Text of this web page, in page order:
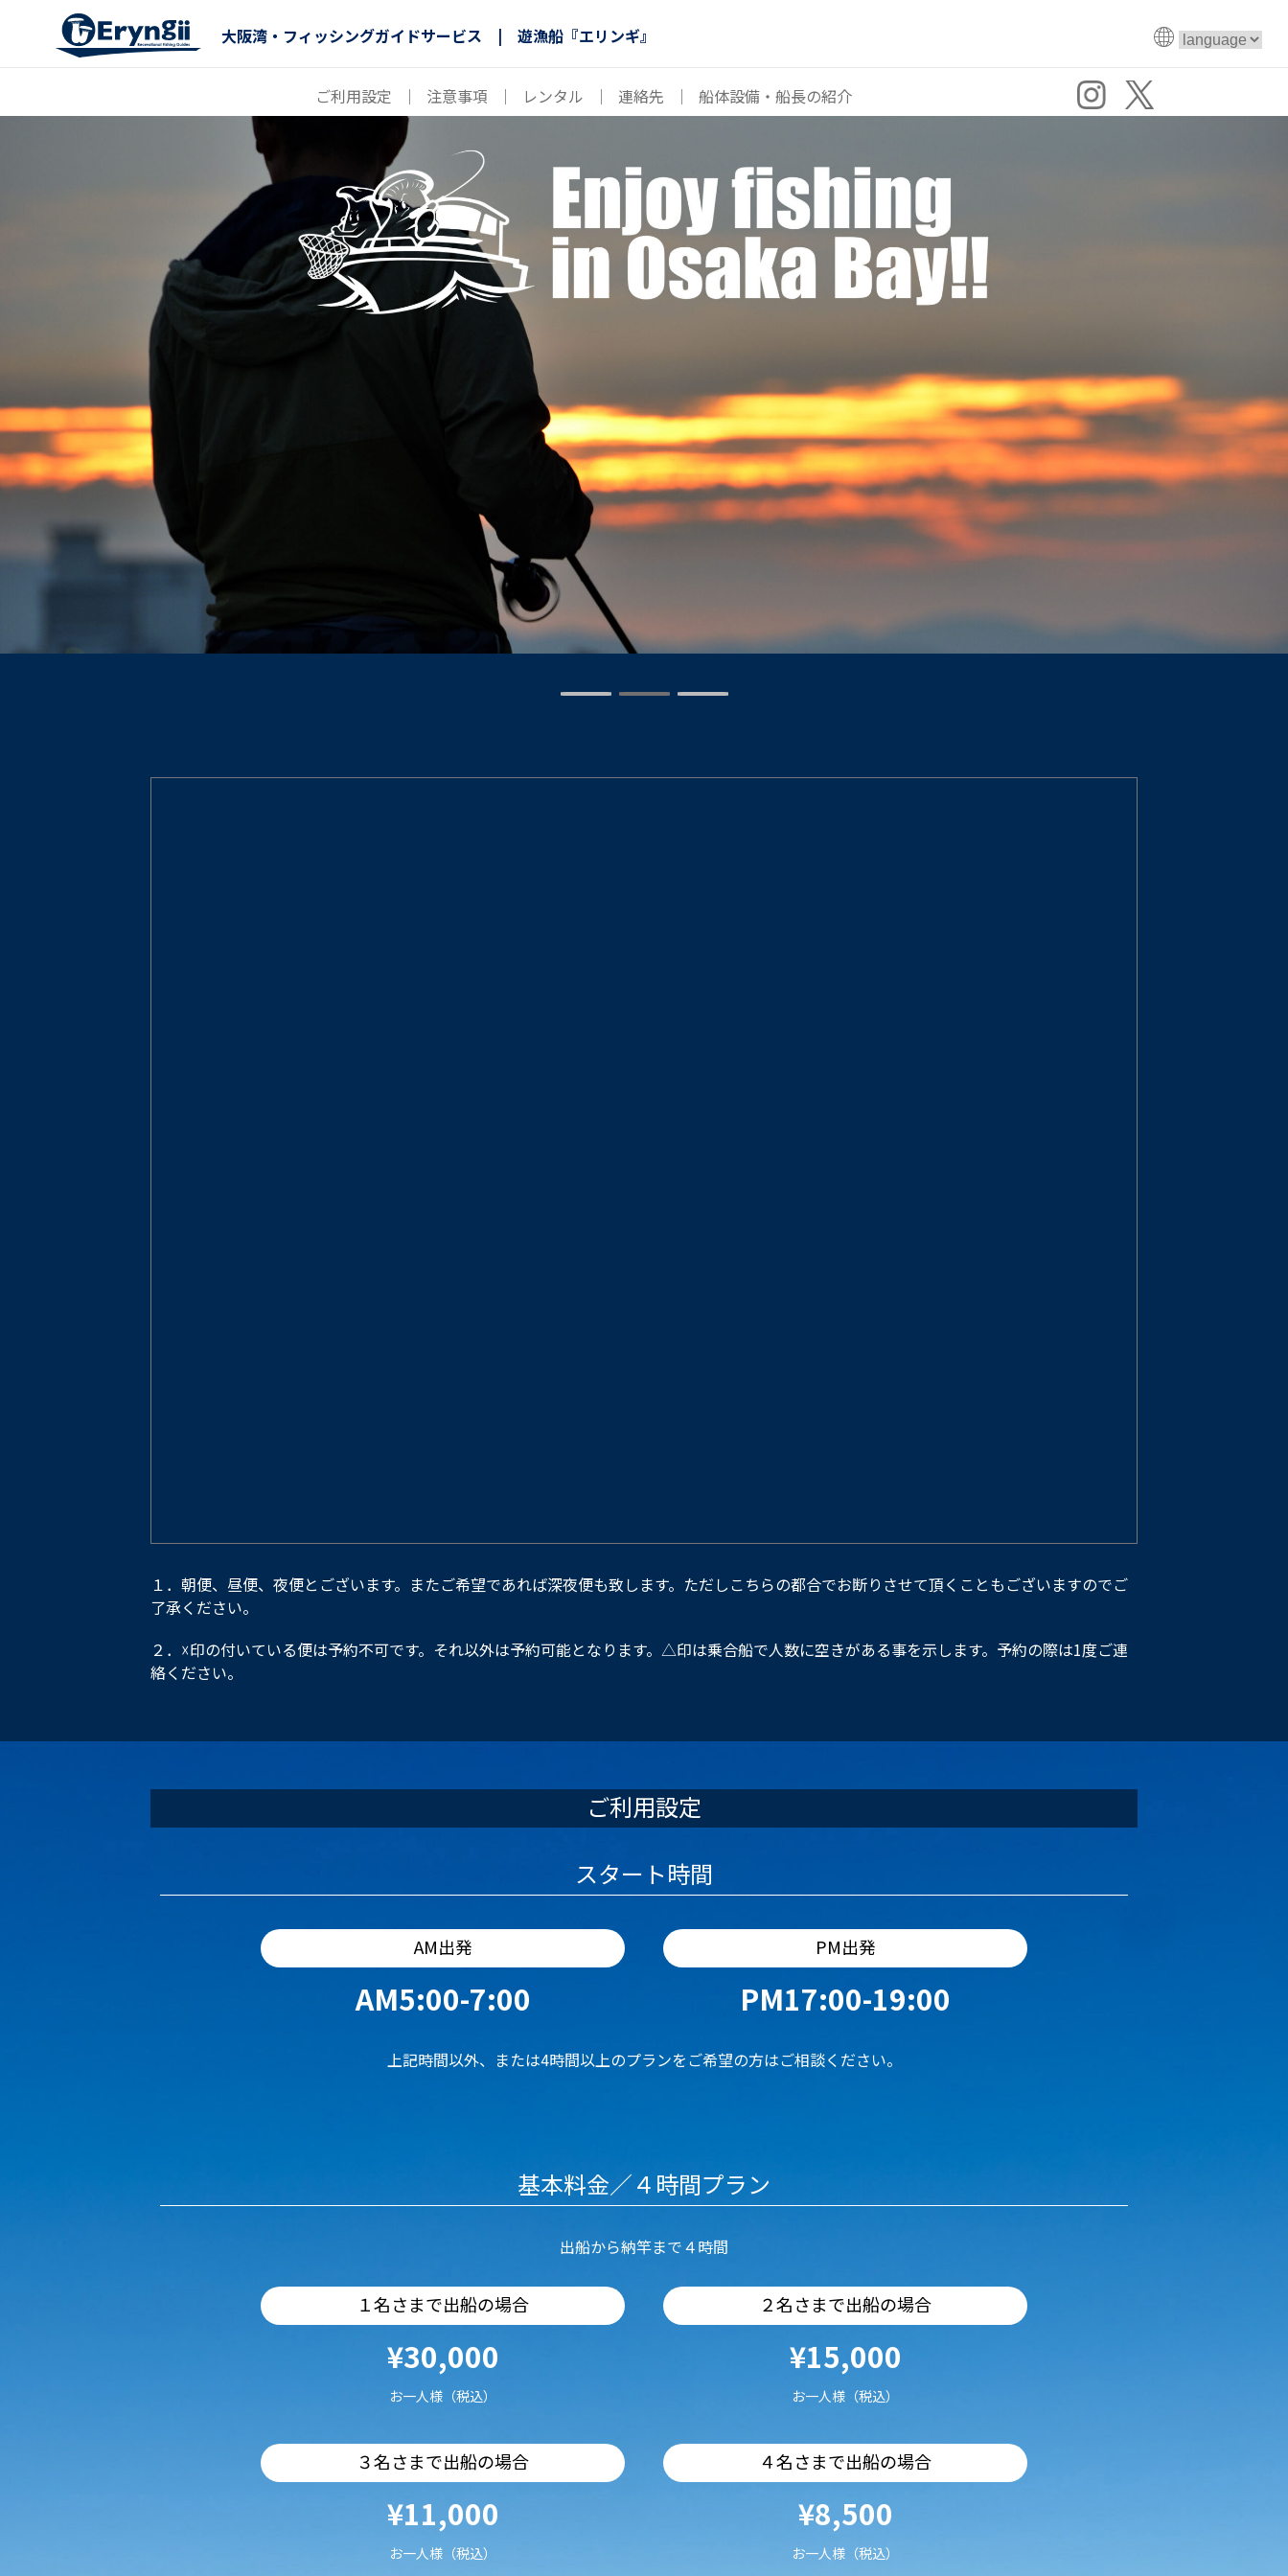
大阪湾・フィッシングガイドサービス | 遊漁船『エリンギ』
ご利用設定 ｜ 注意事項 ｜ レンタル ｜ 連絡先 ｜ 船体設備・船長の紹介
１．朝便、昼便、夜便とございます。またご希望であれば深夜便も致します。ただしこちらの都合でお断りさせて頂くこともございますのでご
了承ください。
２．☓印の付いている便は予約不可です。それ以外は予約可能となります。△印は乗合船で人数に空きがある事を示します。予約の際は1度ご連
絡ください。
ご利用設定
スタート時間
AM出発
AM5:00-7:00
PM出発
PM17:00-19:00
上記時間以外、または4時間以上のプランをご希望の方はご相談ください。
基本料金／４時間プラン
出船から納竿まで４時間
１名さまで出船の場合
¥30,000
お一人様（税込）
２名さまで出船の場合
¥15,000
お一人様（税込）
３名さまで出船の場合
¥11,000
お一人様（税込）
４名さまで出船の場合
¥8,500
お一人様（税込）